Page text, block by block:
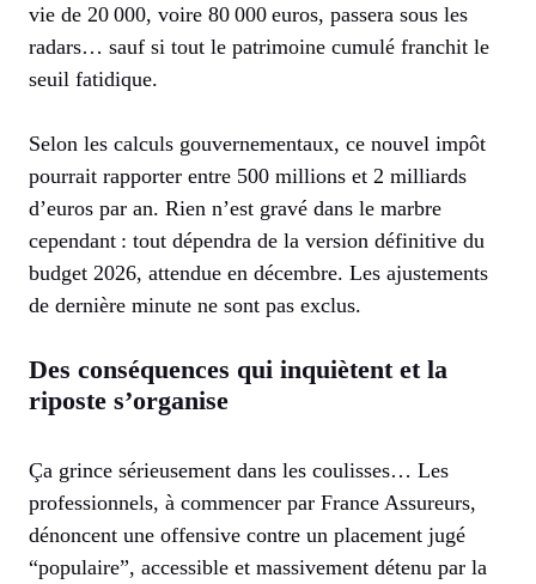
vie de 20 000, voire 80 000 euros, passera sous les
radars… sauf si tout le patrimoine cumulé franchit le
seuil fatidique.
Selon les calculs gouvernementaux, ce nouvel impôt
pourrait rapporter entre 500 millions et 2 milliards
d’euros par an. Rien n’est gravé dans le marbre
cependant : tout dépendra de la version définitive du
budget 2026, attendue en décembre. Les ajustements
de dernière minute ne sont pas exclus.
Des conséquences qui inquiètent et la
riposte s’organise
Ça grince sérieusement dans les coulisses… Les
professionnels, à commencer par France Assureurs,
dénoncent une offensive contre un placement jugé
“populaire”, accessible et massivement détenu par la